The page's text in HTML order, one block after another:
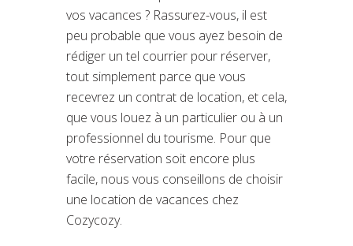
vos vacances ? Rassurez-vous, il est
peu probable que vous ayez besoin de
rédiger un tel courrier pour réserver,
tout simplement parce que vous
recevrez un contrat de location, et cela,
que vous louez à un particulier ou à un
professionnel du tourisme. Pour que
votre réservation soit encore plus
facile, nous vous conseillons de choisir
une location de vacances chez
Cozycozy.